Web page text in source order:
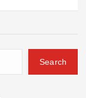
Search